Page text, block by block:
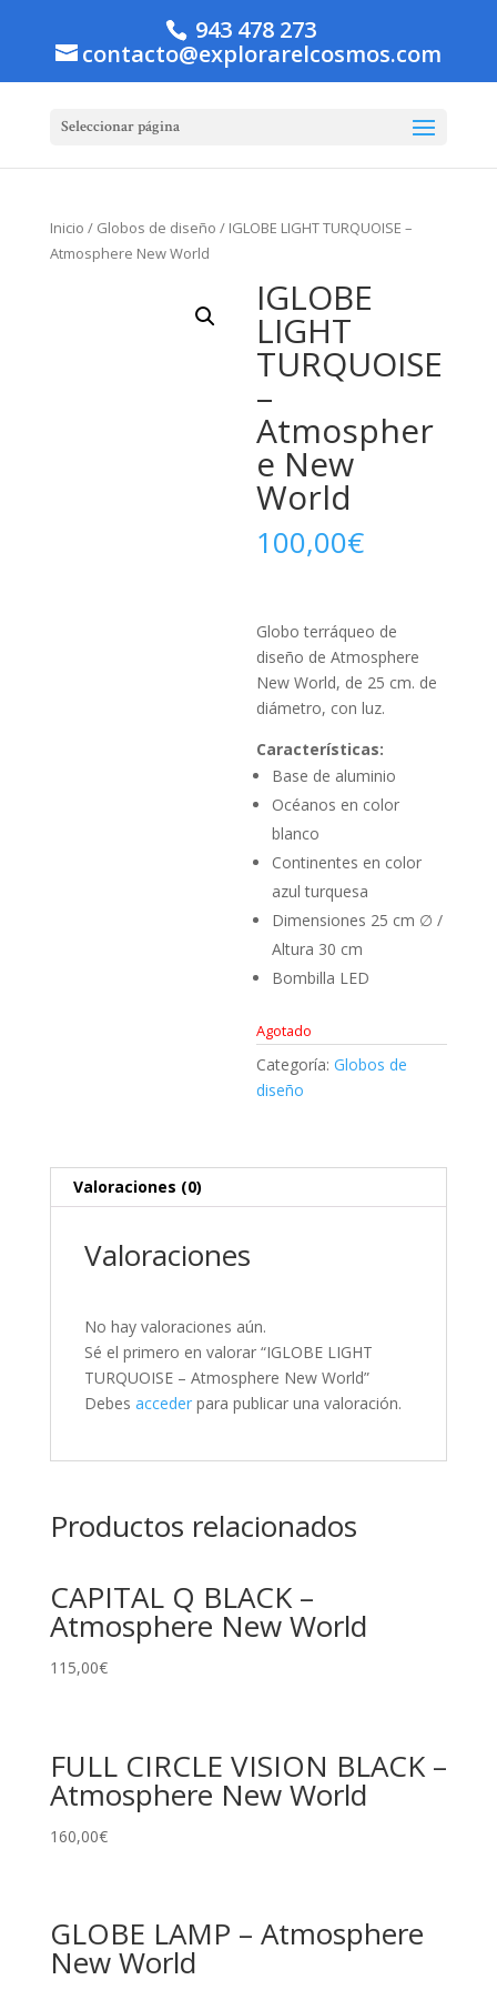
943 478 273
contacto@explorarelcosmos.com
Seleccionar página
Inicio / Globos de diseño / IGLOBE LIGHT TURQUOISE –
Atmosphere New World
IGLOBE
LIGHT
TURQUOISE
–
Atmospher
e New
World
100,00€
Globo terráqueo de
diseño de Atmosphere
New World, de 25 cm. de
diámetro, con luz.
Características:
Base de aluminio
Océanos en color
blanco
Continentes en color
azul turquesa
Dimensiones 25 cm ∅ /
Altura 30 cm
Bombilla LED
Agotado
Categoría:Globos de
diseño
Valoraciones (0)
Valoraciones
No hay valoraciones aún.
Sé el primero en valorar “IGLOBE LIGHT
TURQUOISE – Atmosphere New World”
Debes accederpara publicar una valoración.
Productos relacionados
CAPITAL Q BLACK –
Atmosphere New World
115,00€
FULL CIRCLE VISION BLACK –
Atmosphere New World
160,00€
GLOBE LAMP – Atmosphere
New World